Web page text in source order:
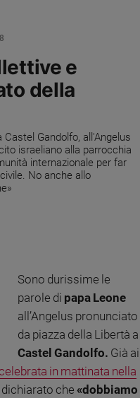
e
della
Gandolfo, all'Angelus
israeliano alla parrocchia
internazionale per far
No anche allo
Sono durissime le
parole di papa Leone
all’Angelus pronunciato
da piazza della Libertà a
Castel Gandolfo. Già ai
in mattinata nella
dichiarato che «dobbiamo